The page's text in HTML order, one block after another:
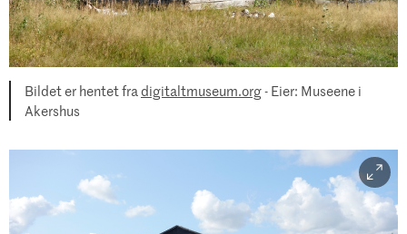
Bildet er hentet fra digitaltmuseum.org- Eier: Museene i
Akershus